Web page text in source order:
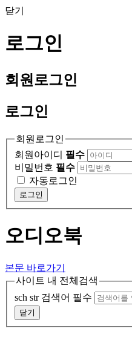
닫기
로그인
회원 로그인
로그인
회원로그인
회원아이디 필수
비밀번호 필수
자동로그인
로그인
오디오북
본문 바로가기
사이트 내 전체검색
sch str 검색어 필수
닫기